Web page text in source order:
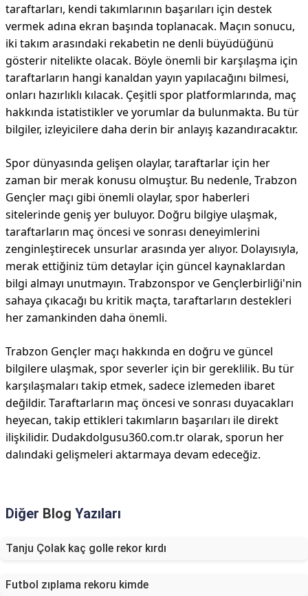
taraftarları, kendi takımlarının başarıları için destek
vermek adına ekran başında toplanacak. Maçın sonucu,
iki takım arasındaki rekabetin ne denli büyüdüğünü
gösterir nitelikte olacak. Böyle önemli bir karşılaşma için
taraftarların hangi kanaldan yayın yapılacağını bilmesi,
onları hazırlıklı kılacak. Çeşitli spor platformlarında, maç
hakkında istatistikler ve yorumlar da bulunmakta. Bu tür
bilgiler, izleyicilere daha derin bir anlayış kazandıracaktır.
Spor dünyasında gelişen olaylar, taraftarlar için her
zaman bir merak konusu olmuştur. Bu nedenle, Trabzon
Gençler maçı gibi önemli olaylar, spor haberleri
sitelerinde geniş yer buluyor. Doğru bilgiye ulaşmak,
taraftarların maç öncesi ve sonrası deneyimlerini
zenginleştirecek unsurlar arasında yer alıyor. Dolayısıyla,
merak ettiğiniz tüm detaylar için güncel kaynaklardan
bilgi almayı unutmayın. Trabzonspor ve Gençlerbirliği'nin
sahaya çıkacağı bu kritik maçta, taraftarların destekleri
her zamankinden daha önemli.
Trabzon Gençler maçı hakkında en doğru ve güncel
bilgilere ulaşmak, spor severler için bir gereklilik. Bu tür
karşılaşmaları takip etmek, sadece izlemeden ibaret
değildir. Taraftarların maç öncesi ve sonrası duyacakları
heyecan, takip ettikleri takımların başarıları ile direkt
ilişkilidir. Dudakdolgusu360.com.tr olarak, sporun her
dalındaki gelişmeleri aktarmaya devam edeceğiz.
Diğer Blog Yazıları
Tanju Çolak kaç golle rekor kırdı
Futbol zıplama rekoru kimde